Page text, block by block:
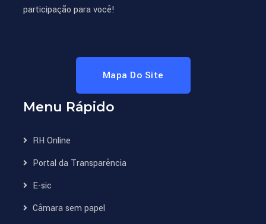
participação para você!
Mapa Do Site
Menu Rápido
RH Online
Portal da Transparência
E-sic
Câmara sem papel